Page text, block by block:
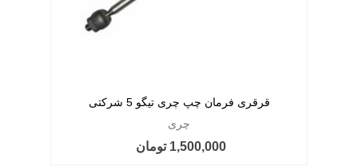
قرقری فرمان چپ چری تیگو 5 شرکتی
چری
1,500,000 تومان